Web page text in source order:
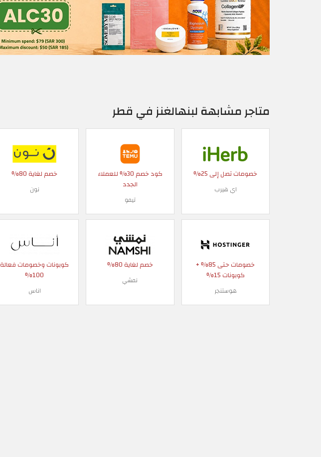
متاجر مشابهة لبنهالغنز في قطر
خصومات تصل إلى 25%
اي هيرب
كود خصم 30% للعملاء
الجدد
تيمو
خصم لغاية 80%
نون
خصومات حتى 85% +
كوبونات 15%
هوستنجر
خصم لغاية 80%
نمشي
كوبونات وخصومات فعالة
100%
اناس